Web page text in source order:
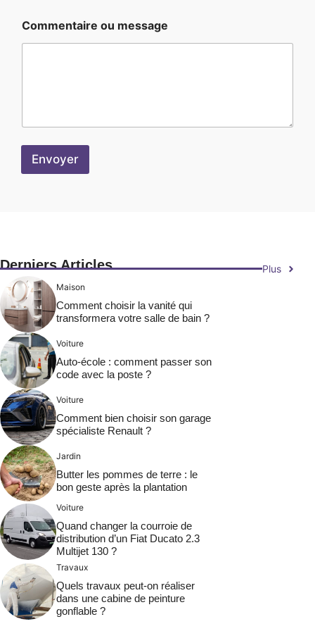
m
e
N
m
Commentaire ou message
Envoyer
Derniers Articles Plus
Maison
Comment choisir la vanité qui
transformera votre salle de bain ?
Voiture
Auto-école : comment passer son
code avec la poste ?
Voiture
Comment bien choisir son garage
spécialiste Renault ?
Jardin
Butter les pommes de terre : le
bon geste après la plantation
Voiture
Quand changer la courroie de
distribution d’un Fiat Ducato 2.3
Multijet 130 ?
Travaux
Quels travaux peut-on réaliser
dans une cabine de peinture
gonflable ?